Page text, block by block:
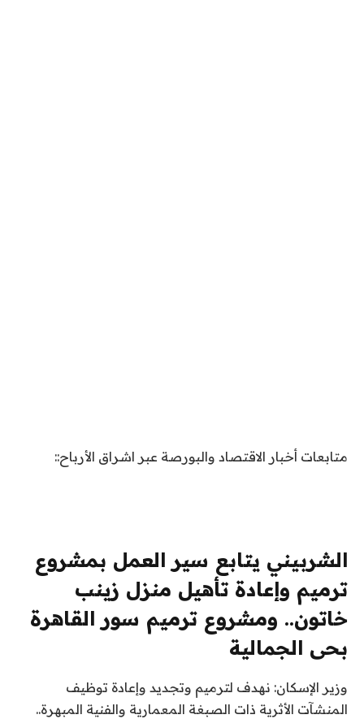
متابعات أخبار الاقتصاد والبورصة عبر اشراق الأرباح::
الشربيني يتابع سير العمل بمشروع
ترميم وإعادة تأهيل منزل زينب
خاتون.. ومشروع ترميم سور القاهرة
بحى الجمالية
وزير الإسكان: نهدف لترميم وتجديد وإعادة توظيف
المنشآت الأثرية ذات الصبغة المعمارية والفنية المبهرة..